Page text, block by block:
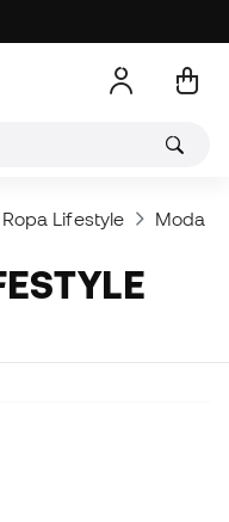
Ropa Lifestyle Moda